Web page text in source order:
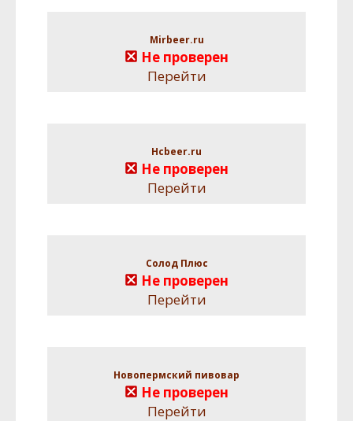
Mirbeer.ru
Не проверен
Перейти
Hcbeer.ru
Не проверен
Перейти
Солод Плюс
Не проверен
Перейти
Новопермский пивовар
Не проверен
Перейти